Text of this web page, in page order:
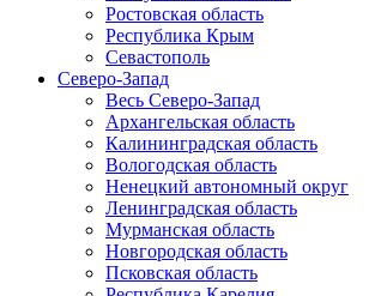
Ростовская область
Республика Крым
Севастополь
Северо-Запад
Весь Северо-Запад
Архангельская область
Калининградская область
Вологодская область
Ненецкий автономный округ
Ленинградская область
Мурманская область
Новгородская область
Псковская область